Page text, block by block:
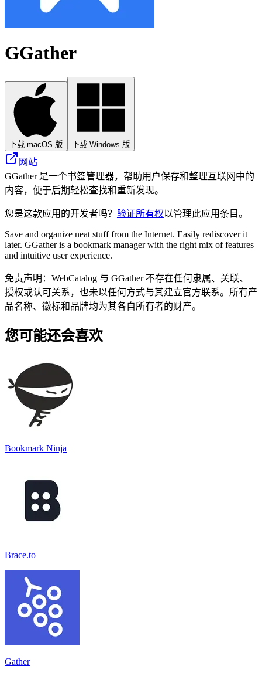
GGather
下载 macOS 版 下载 Windows 版
网站
GGather 是一个书签管理器，帮助用户保存和整理互联网中的
内容，便于后期轻松查找和重新发现。
您是这款应用的开发者吗？ 验证所有权以管理此应用条目。
Save and organize neat stuff from the Internet. Easily rediscover it
later. GGather is a bookmark manager with the right mix of features
and intuitive user experience.
免责声明：WebCatalog 与 GGather 不存在任何隶属、关联、
授权或认可关系，也未以任何方式与其建立官方联系。所有产
品名称、徽标和品牌均为其各自所有者的财产。
您可能还会喜欢
Bookmark Ninja
Brace.to
Gather